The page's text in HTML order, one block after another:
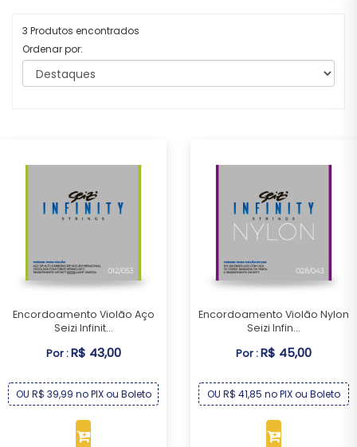
3 Produtos encontrados
Ordenar por:
Encordoamento Violão Aço
Seizi Infinit...
Por :R$ 43,00
OU R$ 39,99 no PIX ou Boleto
Encordoamento Violão Nylon
Seizi Infin...
Por :R$ 45,00
OU R$ 41,85 no PIX ou Boleto